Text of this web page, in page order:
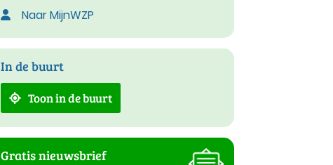
Naar MijnWZP
In de buurt
Toon in de buurt
Gratis nieuwsbrief